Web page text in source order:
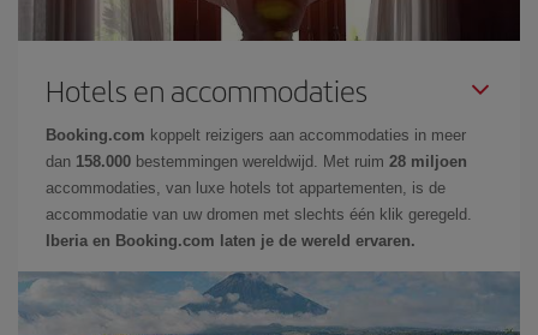
Hotels en accommodaties
Booking.com koppelt reizigers aan accommodaties in meer
dan 158.000 bestemmingen wereldwijd. Met ruim 28 miljoen
accommodaties, van luxe hotels tot appartementen, is de
accommodatie van uw dromen met slechts één klik geregeld.
Iberia en Booking.com laten je de wereld ervaren.